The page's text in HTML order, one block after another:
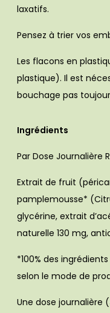
laxatifs.
Pensez à trier vos
Les flacons en
plastique). Il est
bouchage pas
Ingrédients
Par Dose
Extrait de fruit
pamplemousse*
glycérine, extrait
naturelle 130 mg,
*100% des
selon le mode de
Une dose journalière